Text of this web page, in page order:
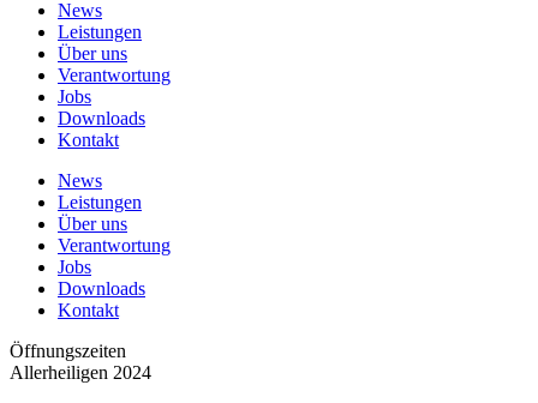
News
Leistungen
Über uns
Verantwortung
Jobs
Downloads
Kontakt
News
Leistungen
Über uns
Verantwortung
Jobs
Downloads
Kontakt
Öffnungszeiten
Allerheiligen 2024